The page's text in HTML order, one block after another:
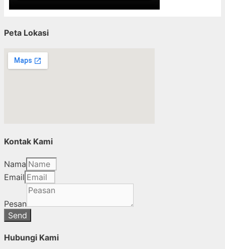
Peta Lokasi
Kontak Kami
Nama
Email
Pesan
Send
Hubungi Kami